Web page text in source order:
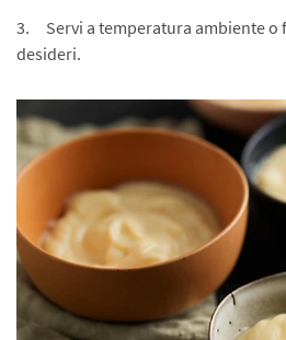
3. Servi a temperatura ambiente o
desideri.